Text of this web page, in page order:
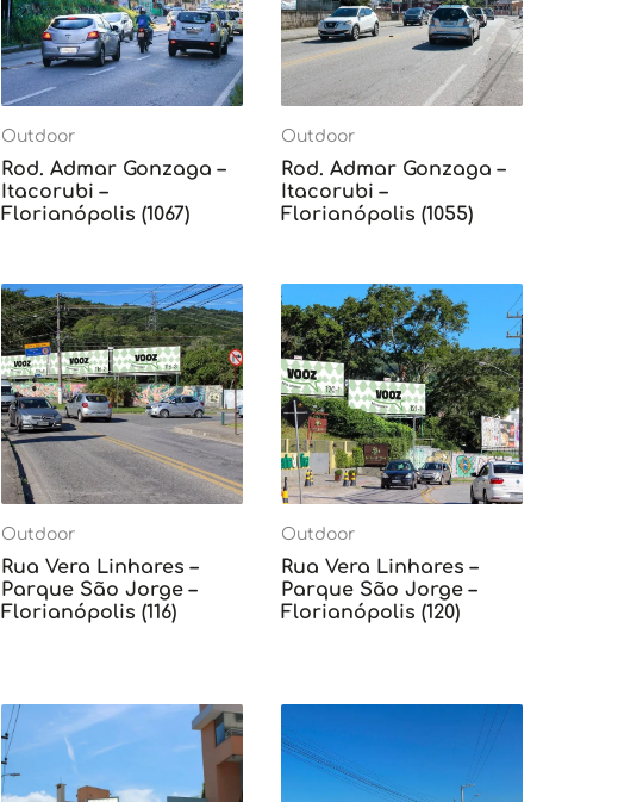
Outdoor
Rod. Admar Gonzaga –
Itacorubi –
Florianópolis (1067)
Outdoor
Rod. Admar Gonzaga –
Itacorubi –
Florianópolis (1055)
Outdoor
Rua Vera Linhares –
Parque São Jorge –
Florianópolis (116)
Outdoor
Rua Vera Linhares –
Parque São Jorge –
Florianópolis (120)